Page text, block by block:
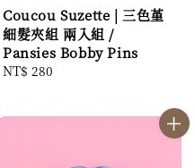
Coucou Suzette | 三色堇
細髮夾組 兩入組 /
Pansies Bobby Pins
Regular
NT$ 280